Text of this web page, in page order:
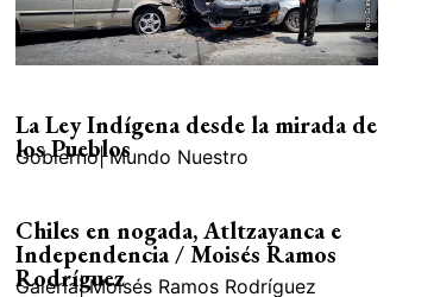
La Ley Indígena desde la mirada de
los Pueblos
Gobierno| Mundo Nuestro
Chiles en nogada, Atltzayanca e
Independencia / Moisés Ramos
Rodríguez
Galería| Moisés Ramos Rodríguez